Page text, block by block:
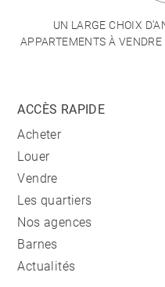
UN LARGE CHOIX
APPARTEMENTS À
ACCÈS RAPIDE
Acheter
Louer
Vendre
Les quartiers
Nos agences
Barnes
Actualités